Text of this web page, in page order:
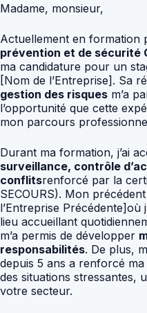
Madame, monsieur,
Actuellement en formation
prévention et de sécurité
ma candidature pour un
[Nom de l’Entreprise]. Sa
gestion des risques m’a
l’opportunité que cette
mon parcours
Durant ma formation, j’ai
surveillance, contrôle
conflitsrenforcé par la
SECOURS). Mon
l’Entreprise Précédente]où
lieu accueillant
m’a permis de développer
responsabilités. De plus,
depuis 5 ans a renforcé
des situations stressantes,
votre secteur.